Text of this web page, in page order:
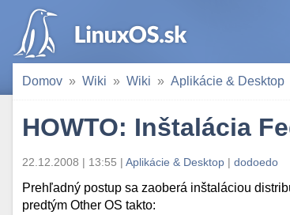
Domov Wiki Wiki Aplikácie & Desktop
HOWTO: Inštalácia
22.12.2008 | 13:55 | Aplikácie & Desktop | dodoedo
Prehľadný postup sa zaoberá inštaláciou
predtým Other OS takto: